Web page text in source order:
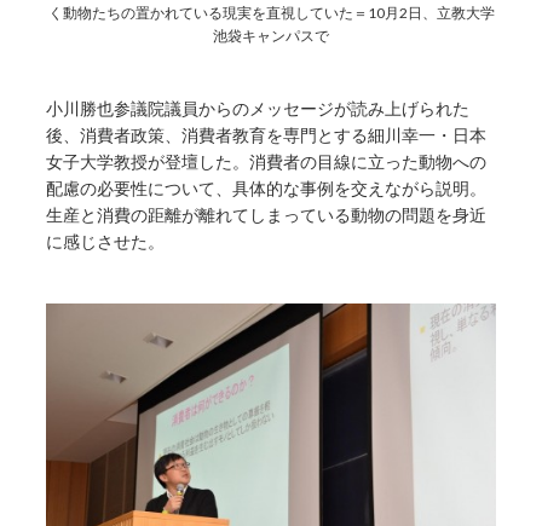
く動物たちの置かれている現実を直視していた＝10月2日、立教大学
池袋キャンパスで
小川勝也参議院議員からのメッセージが読み上げられた
後、消費者政策、消費者教育を専門とする細川幸一・日本
女子大学教授が登壇した。消費者の目線に立った動物への
配慮の必要性について、具体的な事例を交えながら説明。
生産と消費の距離が離れてしまっている動物の問題を身近
に感じさせた。